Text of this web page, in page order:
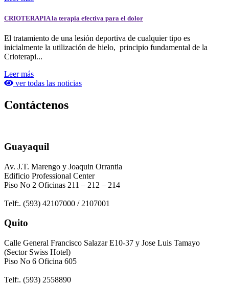
CRIOTERAPIA la terapia efectiva para el dolor
El tratamiento de una lesión deportiva de cualquier tipo es
inicialmente la utilización de hielo, principio fundamental de la
Crioterapi...
Leer más
ver todas las noticias
Contáctenos
Guayaquil
Av. J.T. Marengo y Joaquin Orrantia
Edificio Professional Center
Piso No 2 Oficinas 211 – 212 – 214
Telf:. (593) 42107000 / 2107001
Quito
Calle General Francisco Salazar E10-37 y Jose Luis Tamayo
(Sector Swiss Hotel)
Piso No 6 Oficina 605
Telf:. (593) 2558890